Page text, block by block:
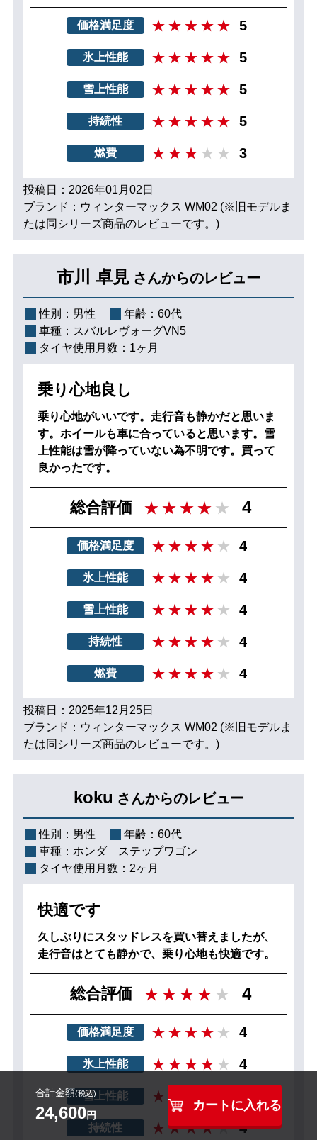
合計金額(税込)
24,600円
カートに入れる
価格満足度 5
氷上性能 5
雪上性能 5
持続性 5
燃費 3
投稿日：2026年01月02日
ブランド：ウィンターマックス WM02 (※旧モデルま
たは同シリーズ商品のレビューです。)
市川 卓見 さんからのレビュー
性別： 男性 年齢： 60代
車種： スバルレヴォーグVN5
タイヤ使用月数： 1ヶ月
乗り心地良し
乗り心地がいいです。走行音も静かだと思いま
す。ホイールも車に合っていると思います。雪
上性能は雪が降っていない為不明です。買って
良かったです。
総合評価 4
価格満足度 4
氷上性能 4
雪上性能 4
持続性 4
燃費 4
投稿日：2025年12月25日
ブランド：ウィンターマックス WM02 (※旧モデルま
たは同シリーズ商品のレビューです。)
koku さんからのレビュー
性別： 男性 年齢： 60代
車種： ホンダ ステップワゴン
タイヤ使用月数： 2ヶ月
快適です
久しぶりにスタッドレスを買い替えましたが、
走行音はとても静かで、乗り心地も快適です。
総合評価 4
価格満足度 4
氷上性能 4
雪上性能
持続性 4